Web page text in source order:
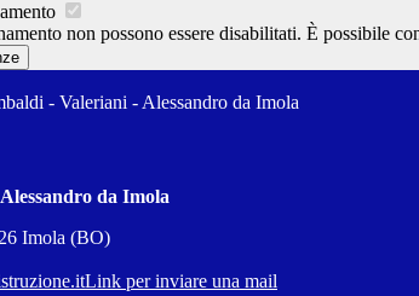
non possono essere disabilitati. È possibile
- Valeriani - Alessandro da Imola
da Imola
Imola (BO)
Link per inviare una mail